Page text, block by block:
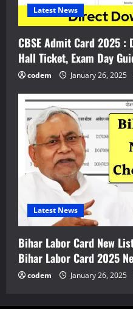
Latest News
CBSE Admit Card 2025
Hall Ticket, Exam Day
codem January 26, 2025
Latest News
Bihar Labor Card New
Bihar Labor Card 2025
codem January 26, 2025